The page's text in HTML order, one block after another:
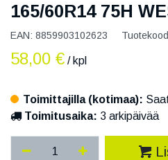
165/60R14 75H
EAN: 8859903102623
58,00 € / kpl
Toimittajilla (kotimaa):
Toimitusaika: 3 arkipäivää